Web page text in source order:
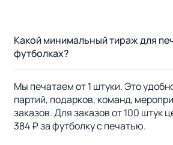
Какой минимальный тираж для
футболках?
Мы печатаем от 1 штуки. Это
партий, подарков, команд,
заказов. Для заказов от 100 штук
384 ₽ за футболку с печатью.